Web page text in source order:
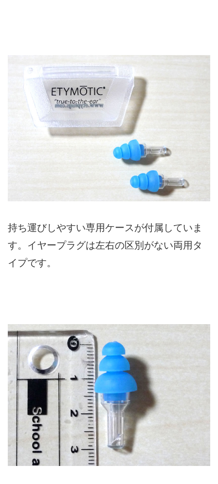
持ち運びしやすい専用ケースが付属していま
す。イヤープラグは左右の区別がない両用タ
イプです。